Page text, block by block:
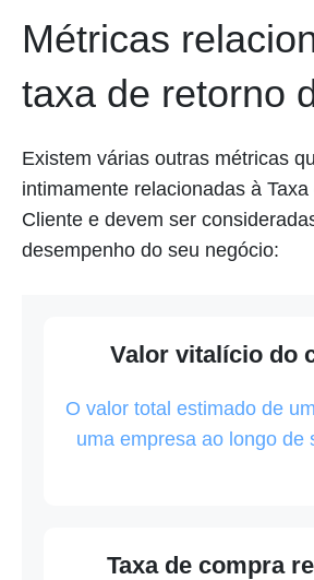
Métricas
taxa de retorno
Existem várias outras métricas
intimamente relacionadas à
Cliente e devem ser
desempenho do seu negócio:
Valor vitalício do
O valor total estimado de
uma empresa ao longo de
Taxa de compra